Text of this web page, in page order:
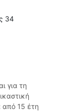
34
για τη
15 έτη